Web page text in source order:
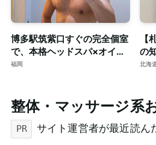
博多駅筑紫口すぐの完全個室
で、本格ヘッドスパ×オイル
マッサージ。ご予約はDMで
福岡
【
の
短
北海
整体・マッサージ系
PR サイト運営者が最近読ん